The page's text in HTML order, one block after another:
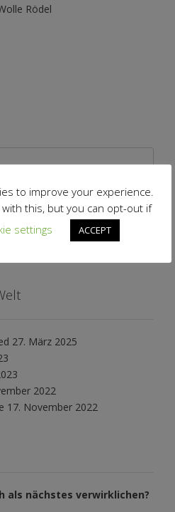
Rödel
27. März 2025
2022
17. November 2022
als nächstes verwirklichen?
to improve your experience.
this, but you can opt-out if
settings ACCEPT